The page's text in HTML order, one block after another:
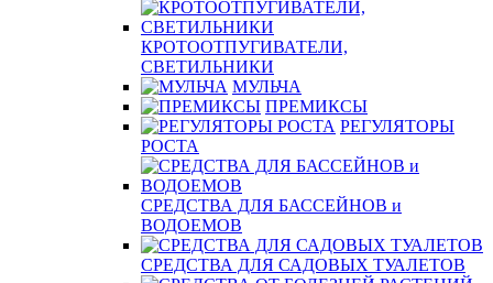
КРОТООТПУГИВАТЕЛИ,
СВЕТИЛЬНИКИ
МУЛЬЧА
ПРЕМИКСЫ
РЕГУЛЯТОРЫ
РОСТА
СРЕДСТВА ДЛЯ БАССЕЙНОВ и
ВОДОЕМОВ
СРЕДСТВА ДЛЯ САДОВЫХ ТУАЛЕТОВ